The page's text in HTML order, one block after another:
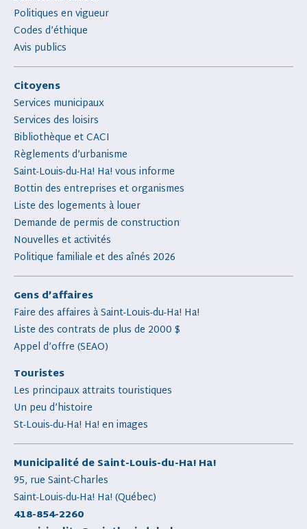
Politiques en vigueur
Codes d’éthique
Avis publics
Citoyens
Services municipaux
Services des loisirs
Bibliothèque et CACI
Règlements d’urbanisme
Saint-Louis-du-Ha! Ha! vous informe
Bottin des entreprises et organismes
Liste des logements à louer
Demande de permis de construction
Nouvelles et activités
Politique familiale et des aînés 2026
Gens d’affaires
Faire des affaires à Saint-Louis-du-Ha! Ha!
Liste des contrats de plus de 2000 $
Appel d’offre (SEAO)
Touristes
Les principaux attraits touristiques
Un peu d’histoire
St-Louis-du-Ha! Ha! en images
Municipalité de Saint-Louis-du-Ha! Ha!
95, rue Saint-Charles
Saint-Louis-du-Ha! Ha! (Québec)
418-854-2260